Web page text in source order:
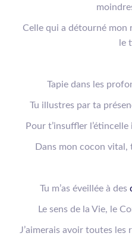
Celle qui a détourné mon
le
Tapie dans les
Tu illustres par ta
Pour t’insuffler
Dans mon cocon vital,
Tu m’as éveillée à des
Le sens de la Vie, le
J’aimeraisavoir toutes les